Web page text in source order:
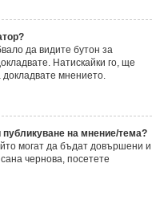
да видите бутон за
Натискайки го, ще
докладвате мнението.
публикуване на мнение/тема?
могат да бъдат довършени и
чернова, посетете